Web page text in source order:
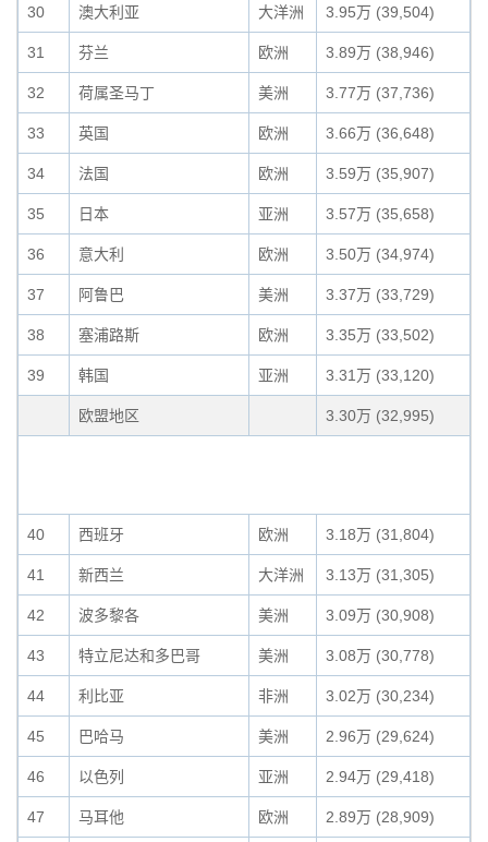
30 澳大利亚 大洋洲 3.95万 (39,504)
31 芬兰 欧洲 3.89万 (38,946)
32 荷属圣马丁 美洲 3.77万 (37,736)
33 英国 欧洲 3.66万 (36,648)
34 法国 欧洲 3.59万 (35,907)
35 日本 亚洲 3.57万 (35,658)
36 意大利 欧洲 3.50万 (34,974)
37 阿鲁巴 美洲 3.37万 (33,729)
38 塞浦路斯 欧洲 3.35万 (33,502)
39 韩国 亚洲 3.31万 (33,120)
欧盟地区 3.30万 (32,995)
40 西班牙 欧洲 3.18万 (31,804)
41 新西兰 大洋洲 3.13万 (31,305)
42 波多黎各 美洲 3.09万 (30,908)
43 特立尼达和多巴哥 美洲 3.08万 (30,778)
44 利比亚 非洲 3.02万 (30,234)
45 巴哈马 美洲 2.96万 (29,624)
46 以色列 亚洲 2.94万 (29,418)
47 马耳他 欧洲 2.89万 (28,909)